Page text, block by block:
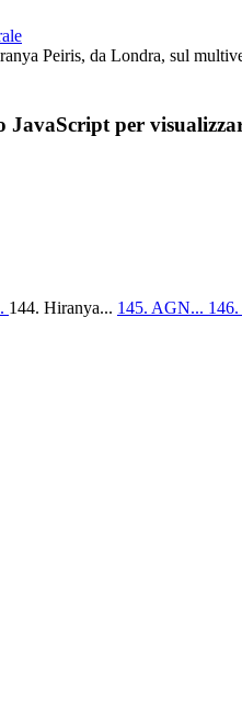
Peiris, da Londra, sul
JavaScript per
144. Hiranya... 145. AGN...